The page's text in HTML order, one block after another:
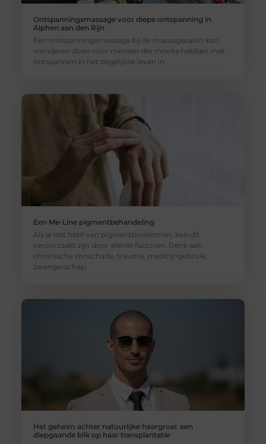
Ontspanningsmassage voor diepe ontspanning in
Alphen aan den Rijn
Een ontspanningsmassage bij de massagesalon kan
wonderen doen voor mensen die moeite hebben met
ontspannen in het dagelijkse leven in
Een Me-Line pigmentbehandeling
Als je last hebt van pigmentproblemen, kan dit
veroorzaakt zijn door allerlei factoren. Denk aan
chronische zonschade, trauma, medicijngebruik,
zwangerschap,
Het geheim achter natuurlijke haargroei: een
diepgaande blik op haar transplantatie